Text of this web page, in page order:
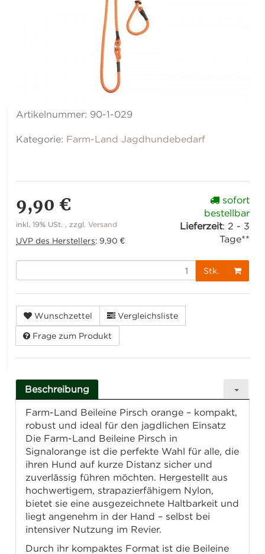
Artikelnummer: 90-1-029
Kategorie: Farm-Land Jagdhundebedarf
9,90 €
inkl. 19% USt. , zzgl.Versand
UVP des Herstellers: 9,90 €
sofort
bestellbar
Lieferzeit: 2 - 3
Tage**
Stk.
Wunschzettel Vergleichsliste
Frage zum Produkt
Beschreibung
Farm-Land Beileine Pirsch orange – kompakt,
robust und ideal für den jagdlichen Einsatz
Die Farm-Land Beileine Pirsch in
Signalorange ist die perfekte Wahl für alle, die
ihren Hund auf kurze Distanz sicher und
zuverlässig führen möchten. Hergestellt aus
hochwertigem, strapazierfähigem Nylon,
bietet sie eine ausgezeichnete Haltbarkeit und
liegt angenehm in der Hand – selbst bei
intensiver Nutzung im Revier.
Durch ihr kompaktes Format ist die Beileine